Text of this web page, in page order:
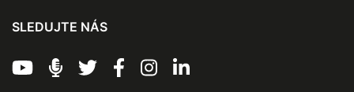
SLEDUJTE NÁS